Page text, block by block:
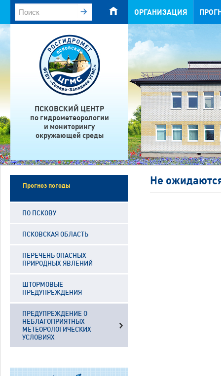
ОРГАНИЗАЦИЯ
ПСКОВСКИЙ ЦЕНТР
по гидрометеорологии
и мониторингу
окружающей среды
Прогноз погоды
ПО ПСКОВУ
ПСКОВСКАЯ ОБЛАСТЬ
ПЕРЕЧЕНЬ ОПАСНЫХ
ПРИРОДНЫХ ЯВЛЕНИЙ
ШТОРМОВЫЕ
ПРЕДУПРЕЖДЕНИЯ
ПРЕДУПРЕЖДЕНИЕ О
НЕБЛАГОПРИЯТНЫХ
МЕТЕОРОЛОГИЧЕСКИХ
УСЛОВИЯХ
Не